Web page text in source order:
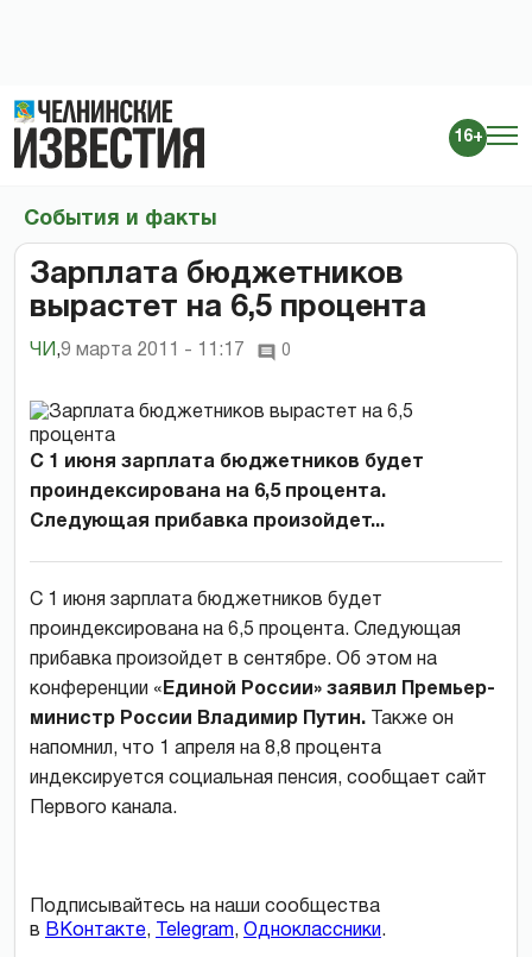
16+
События и факты
Зарплата бюджетников
вырастет на 6,5 процента
ЧИ ,9 марта 2011 - 11:17 0
С 1 июня зарплата бюджетников будет
проиндексирована на 6,5 процента.
Следующая прибавка произойдет...
С 1 июня зарплата бюджетников будет
проиндексирована на 6,5 процента. Следующая
прибавка произойдет в сентябре. Об этом на
конференции « Единой России» заявил Премьер-
министр России Владимир Путин.
Также он
напомнил, что 1 апреля на 8,8 процента
индексируется социальная пенсия, сообщает сайт
Первого канала.
Подписывайтесь на наши сообщества
в ВКонтакте, Telegram, Одноклассники.